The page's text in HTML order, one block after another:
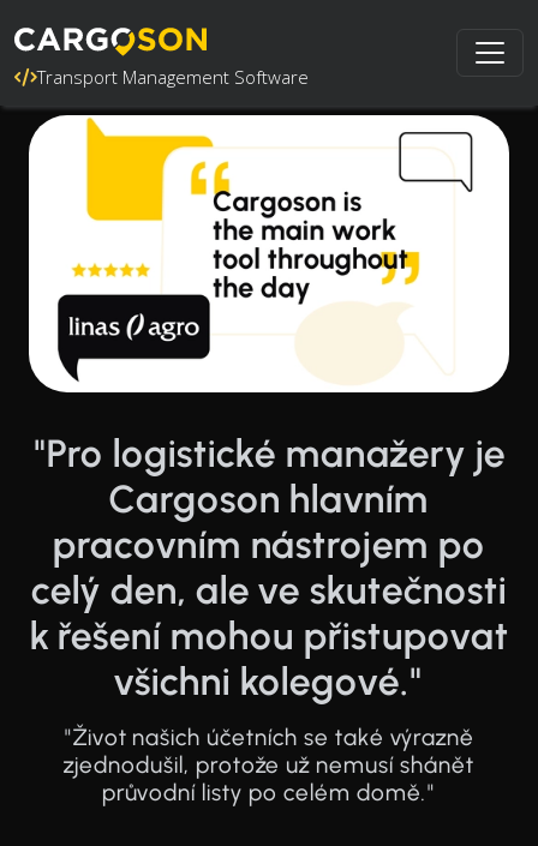
Transport Management Software
"Pro logistické manažery je
Cargoson hlavním
pracovním nástrojem po
celý den, ale ve skutečnosti
k řešení mohou přistupovat
všichni kolegové."
"Život našich účetních se také výrazně
zjednodušil, protože už nemusí shánět
průvodní listy po celém domě."